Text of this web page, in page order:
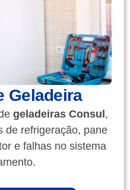
Geladeira
geladeiras Consul,
de refrigeração, pane
e falhas no sistema